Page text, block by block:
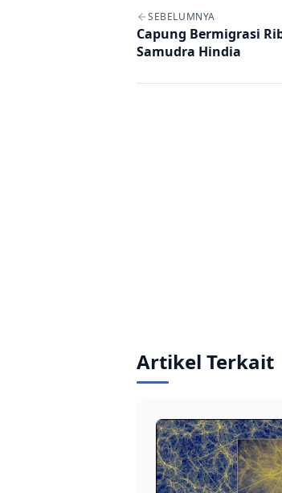
Navigasi artikel
SEBELUMNYA
Capung Bermigrasi
Samudra Hindia
Artikel Terkait